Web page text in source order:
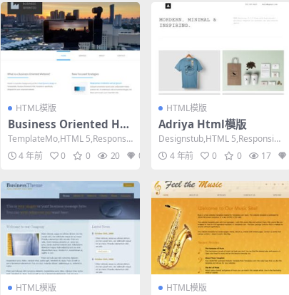
HTML模版
Business Oriented Ht
ml模版
TemplateMo,HTML 5,Responsiv
e, 3 Columns,...
4 年前 0 0 20 0
HTML模版
Adriya Html模版
Designstub,HTML 5,Responsiv
e, 2 Columns,...
4 年前 0 0 17
HTML模版 HTML模版